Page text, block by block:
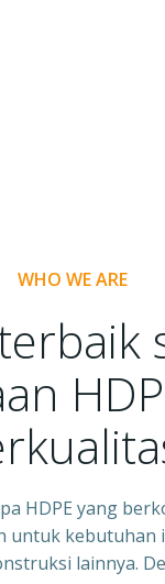
WHO WE ARE
HDPE yang
untuk
lainnya.